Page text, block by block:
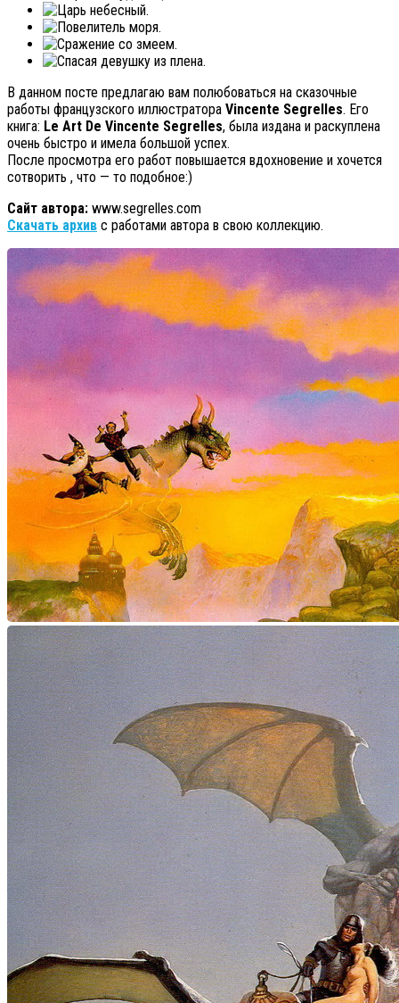
В данном посте предлагаю вам полюбоваться на сказочные
работы французского иллюстратора Vincente Segrelles. Его
книга: Le Art De Vincente Segrelles, была издана и раскуплена
очень быстро и имела большой успех.
После просмотра его работ повышается вдохновение и хочется
сотворить , что — то подобное:)
Сайт автора: www.segrelles.com
Скачать архив с работами автора в свою коллекцию.